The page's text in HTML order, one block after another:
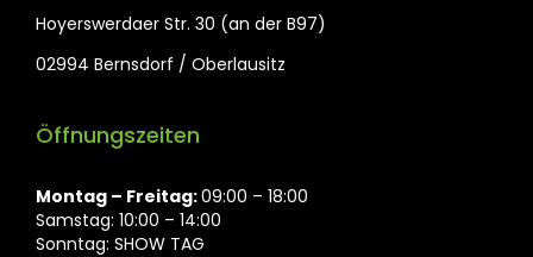
Hoyerswerdaer Str. 30 (an der B97)
02994 Bernsdorf / Oberlausitz
Öffnungszeiten
Montag ⁠– Freitag:09:00 – 18:00
Samstag: 10:00 – 14:00
Sonntag: SHOW TAG